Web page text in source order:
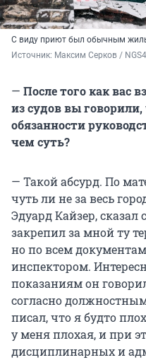
С виду приют был обычным
Источник: Максим Серков /
— После того как вас
из судов вы
обязанности
чем суть?
— Такой абсурд. По
чуть ли не за весь
Эдуард Кайзер,
закрепил за мной ту
но по всем
инспектором.
показаниям он
согласно
писал, что я будто
у меня плохая, и при
дисциплинарных и